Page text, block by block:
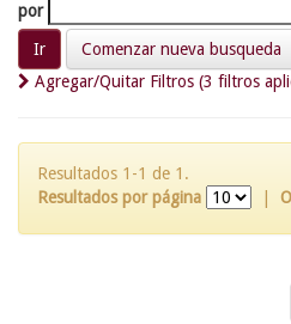
por
Comenzar nueva busqueda
Agregar/Quitar Filtros (3 filtros
Resultados 1-1 de 1.
Resultados por página